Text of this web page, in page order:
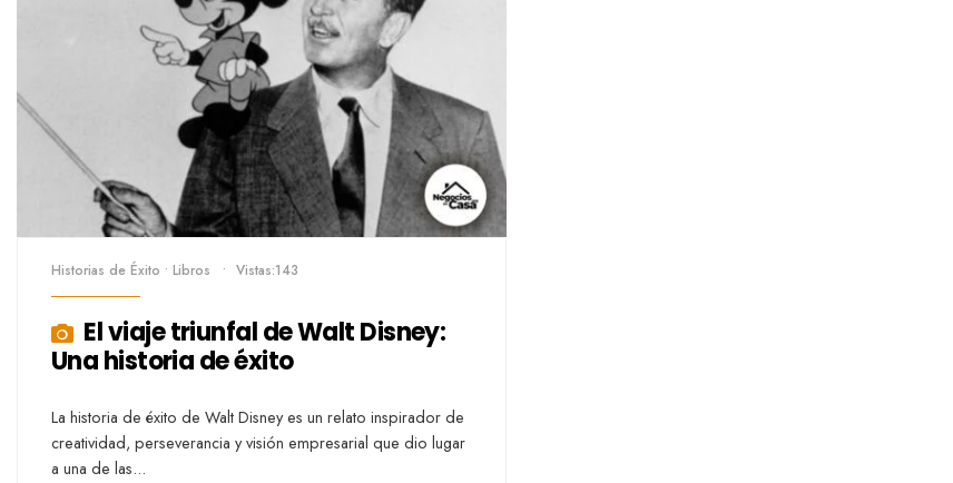
Historias de Éxito • Libros • Vistas:143
El viaje triunfal de Walt Disney:
Una historia de éxito
La historia de éxito de Walt Disney es un relato inspirador de
creatividad, perseverancia y visión empresarial que dio lugar
a una de las...